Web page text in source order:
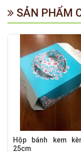
SẢN PHẨM
Hộp bánh kem
25cm